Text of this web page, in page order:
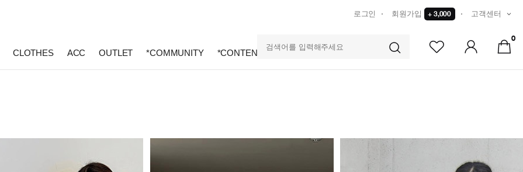
로그인 회원가입 + 3,000 고객센터
CLOTHES ACC OUTLET *COMMUNITY *CONTENTS
0